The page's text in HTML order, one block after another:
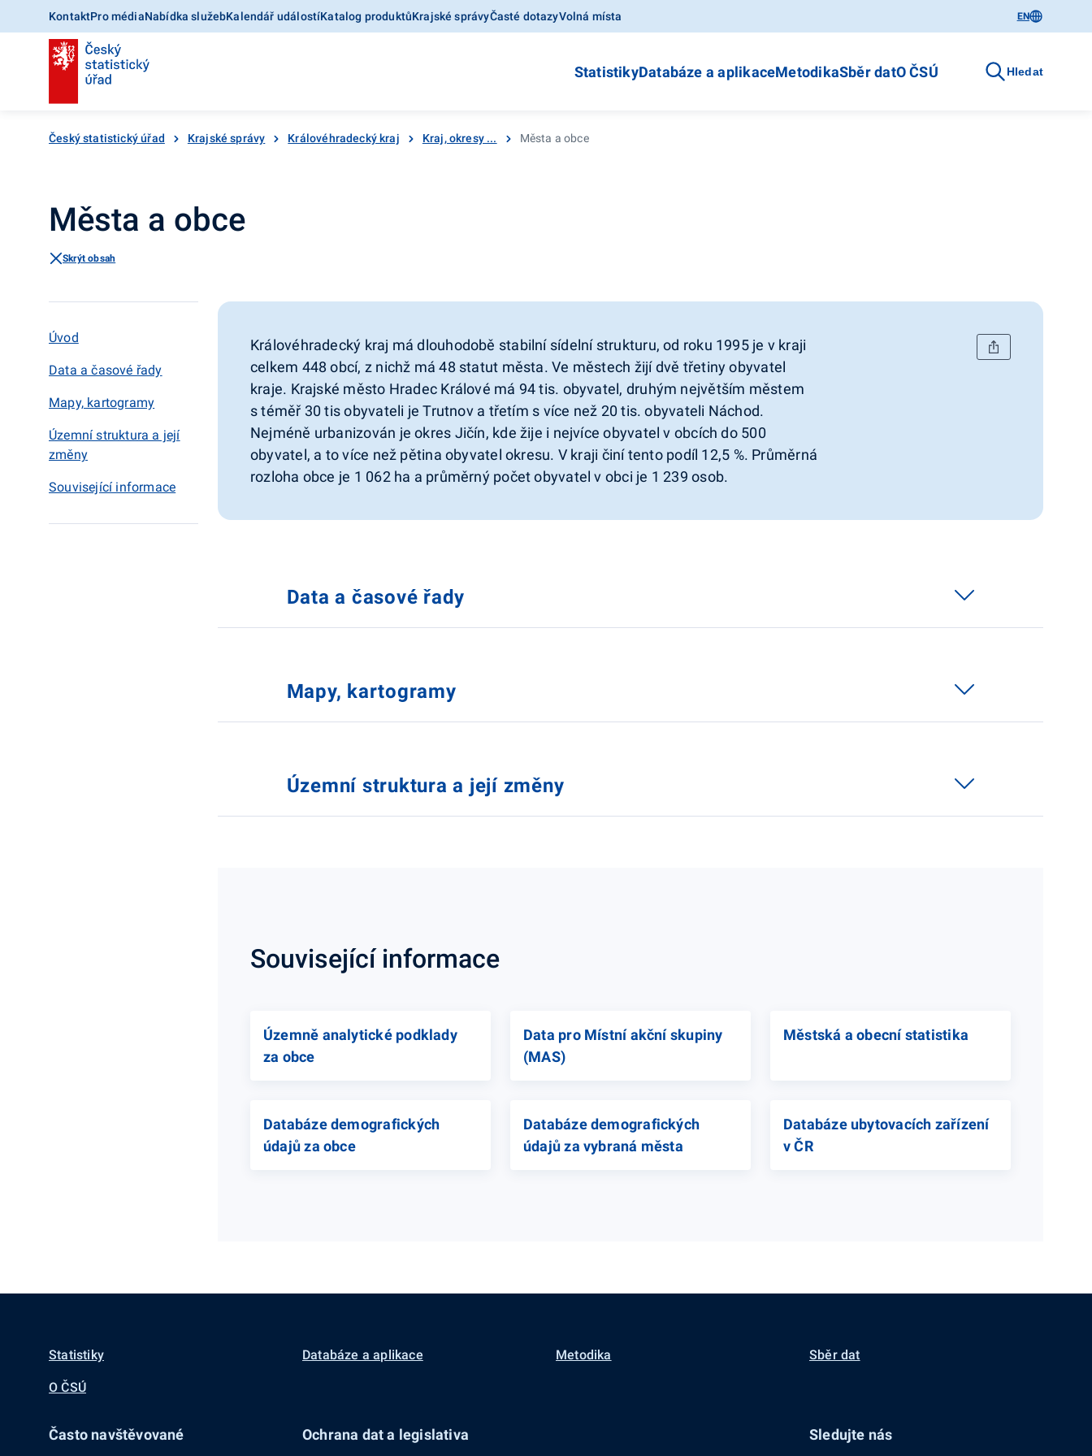
KontaktPro médiaNabídka služebKalendář událostíKatalog produktůKrajské správyČasté dotazyVolná místa EN
StatistikyDatabáze a aplikaceMetodikaSběr datO ČSÚ Hledat
Český statistický úřad Krajské správy Královéhradecký kraj Kraj, okresy ... Města a obce
Města a obce
Skrýt obsah
Úvod
Data a časové řady
Mapy, kartogramy
Územní struktura a její
změny
Související informace
Královéhradecký kraj má dlouhodobě stabilní sídelní strukturu, od roku 1995 je v kraji
celkem 448 obcí, z nichž má 48 statut města. Ve městech žijí dvě třetiny obyvatel
kraje. Krajské město Hradec Králové má 94 tis. obyvatel, druhým největším městem
s téměř 30 tis obyvateli je Trutnov a třetím s více než 20 tis. obyvateli Náchod.
Nejméně urbanizován je okres Jičín, kde žije i nejvíce obyvatel v obcích do 500
obyvatel, a to více než pětina obyvatel okresu. V kraji činí tento podíl 12,5 %. Průměrná
rozloha obce je 1 062 ha a průměrný počet obyvatel v obci je 1 239 osob.
Data a časové řady
Mapy, kartogramy
Územní struktura a její změny
Související informace
Územně analytické podklady
za obce
Data pro Místní akční skupiny
(MAS)
Městská a obecní statistika
Databáze demografických
údajů za obce
Databáze demografických
údajů za vybraná města
Databáze ubytovacích zařízení
v ČR
Statistiky Databáze a aplikace Metodika Sběr dat
O ČSÚ
Často navštěvované Ochrana dat a legislativa Sledujte nás